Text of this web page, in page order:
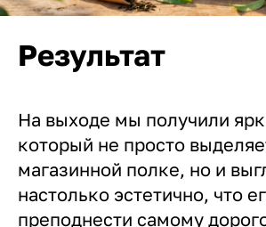
Результат
На выходе мы получили
который не просто
магазинной полке, но и
настолько эстетично, что
преподнести самому